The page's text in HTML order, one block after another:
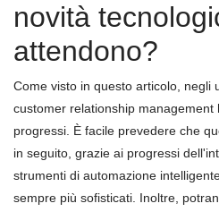
novità
attendono?
Come visto in questo articolo, negli
customer relationship
progressi. È facile prevedere che
in seguito, grazie ai progressi
strumenti di automazione
sempre più sofisticati. Inoltre,